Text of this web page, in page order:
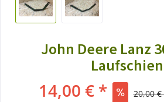
John Deere Lanz
14,00 € * 20,00